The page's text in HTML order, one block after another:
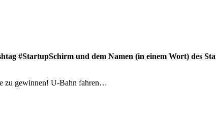
#StartupSchirm und dem Namen (in einem Wort) des
zu gewinnen! U-Bahn fahren…